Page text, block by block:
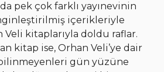
pek çok farklı yayınevinin
içerikleriyle
Veli kitaplarıyla doldu raflar.
kitap ise, Orhan Veli’ye dair
gün yüzüne